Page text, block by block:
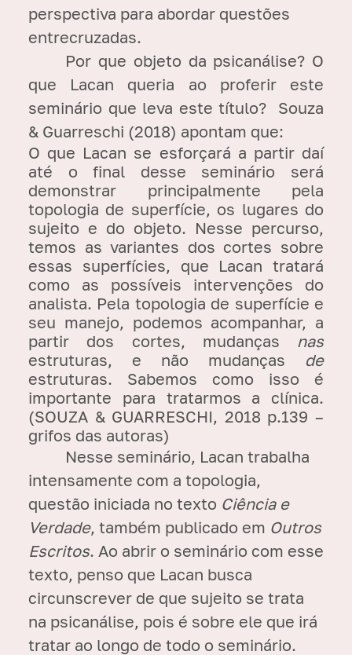
perspectiva para abordar questões
entrecruzadas.
Por que objeto da psicanálise? O
que Lacan queria ao proferir este
seminário que leva este título? Souza
& Guarreschi (2018) apontam que:
O que Lacan se esforçará a partir daí
até o final desse seminário será
demonstrar principalmente pela
topologia de superfície, os lugares do
sujeito e do objeto. Nesse percurso,
temos as variantes dos cortes sobre
essas superfícies, que Lacan tratará
como as possíveis intervenções do
analista. Pela topologia de superfície e
seu manejo, podemos acompanhar, a
partir dos cortes, mudanças nas
estruturas, e não mudanças de
estruturas. Sabemos como isso é
importante para tratarmos a clínica.
(SOUZA & GUARRESCHI, 2018 p.139 –
grifos das autoras)
Nesse seminário, Lacan trabalha
intensamente com a topologia,
questão iniciada no texto Ciência e
Verdade, também publicado em Outros
Escritos. Ao abrir o seminário com esse
texto, penso que Lacan busca
circunscrever de que sujeito se trata
na psicanálise, pois é sobre ele que irá
tratar ao longo de todo o seminário.